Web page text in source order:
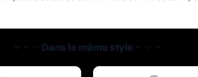
Dans le même style